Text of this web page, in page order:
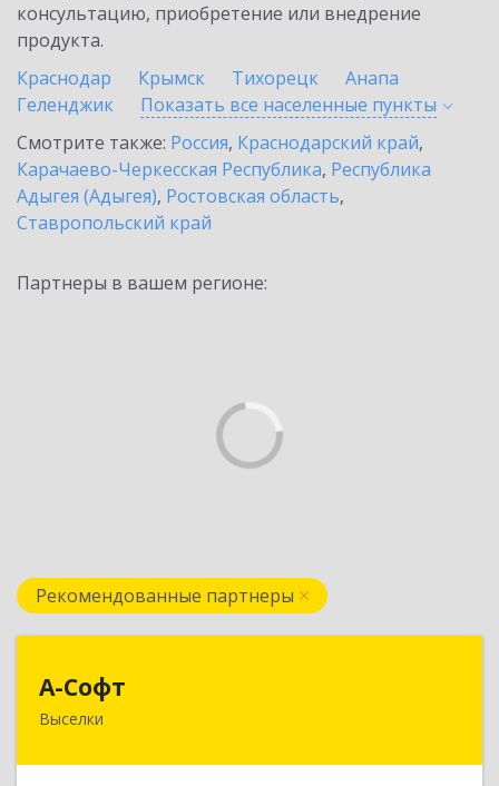
консультацию, приобретение или внедрение
продукта.
Краснодар
Крымск Тихорецк
Анапа
Геленджик
Показать все населенные пункты
Смотрите также: Россия, Краснодарский край,
Карачаево-Черкесская Республика, Республика
Адыгея (Адыгея), Ростовская область,
Ставропольский край
Партнеры в вашем регионе:
Рекомендованные партнеры
А-Софт
Выселки353100, Краснодарский край, Выселковский